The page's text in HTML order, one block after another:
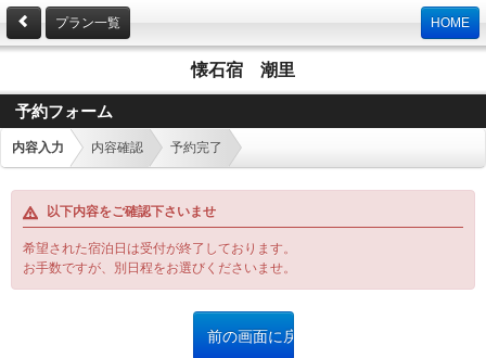
プラン一覧 HOME
懐石宿 潮里
予約フォーム
内容入力 内容確認 予約完了
以下内容をご確認下さいませ
希望された宿泊日は受付が終了しております。
お手数ですが、別日程をお選びくださいませ。